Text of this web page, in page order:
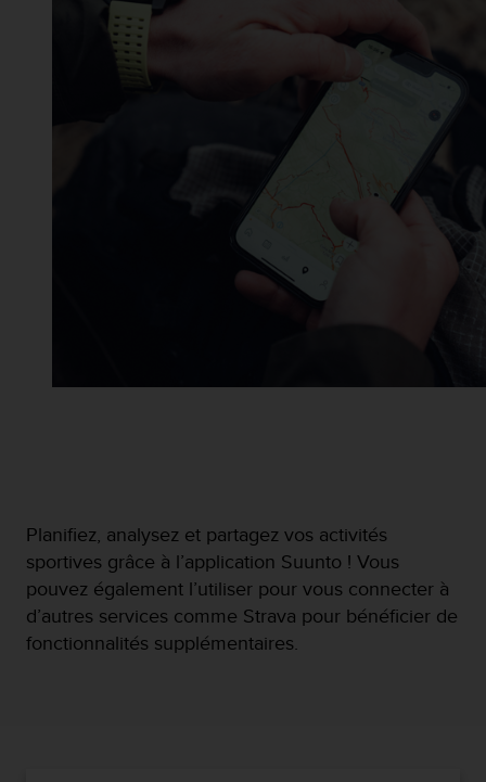
Planifiez, analysez et partagez vos activités
sportives grâce à l’application Suunto ! Vous
pouvez également l’utiliser pour vous connecter à
d’autres services comme Strava pour bénéficier de
fonctionnalités supplémentaires.